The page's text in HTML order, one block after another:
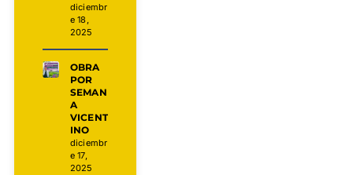
diciembr
e 18,
2025
OBRA
POR
SEMAN
A
VICENT
INO
diciembr
e 17,
2025